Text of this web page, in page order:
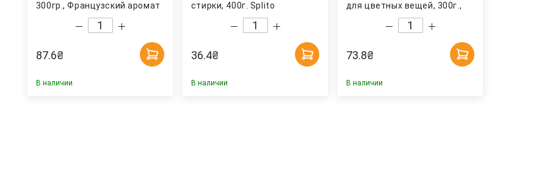
300гр., Французский аромат
87.6₴
В наличии
стирки, 400г. Splito
36.4₴
В наличии
для цветных вещей, 300г.,
Морская свежесть GALA
73.8₴
В наличии